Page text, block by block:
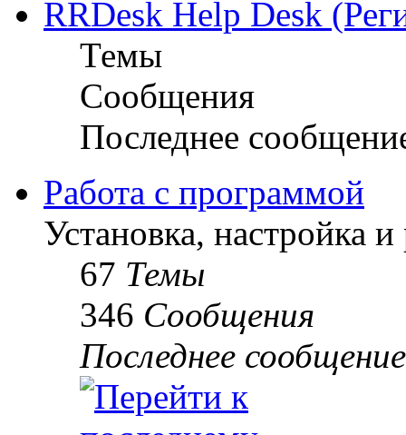
RRDesk Help Desk
Темы
Сообщения
Последнее
Работа с программой
Установка, настройка
67 Темы
346 Сообщения
Последнее сообщение